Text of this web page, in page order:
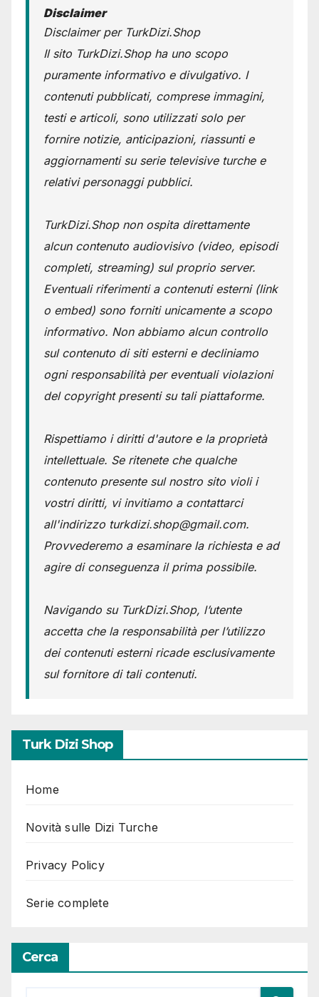
Disclaimer
Disclaimer per TurkDizi.Shop
Il sito TurkDizi.Shop ha uno scopo
puramente informativo e divulgativo. I
contenuti pubblicati, comprese immagini,
testi e articoli, sono utilizzati solo per
fornire notizie, anticipazioni, riassunti e
aggiornamenti su serie televisive turche e
relativi personaggi pubblici.
TurkDizi.Shop non ospita direttamente
alcun contenuto audiovisivo (video, episodi
completi, streaming) sul proprio server.
Eventuali riferimenti a contenuti esterni (link
o embed) sono forniti unicamente a scopo
informativo. Non abbiamo alcun controllo
sul contenuto di siti esterni e decliniamo
ogni responsabilità per eventuali violazioni
del copyright presenti su tali piattaforme.
Rispettiamo i diritti d'autore e la proprietà
intellettuale. Se ritenete che qualche
contenuto presente sul nostro sito violi i
vostri diritti, vi invitiamo a contattarci
all'indirizzo turkdizi.shop@gmail.com.
Provvederemo a esaminare la richiesta e ad
agire di conseguenza il prima possibile.
Navigando su TurkDizi.Shop, l’utente
accetta che la responsabilità per l’utilizzo
dei contenuti esterni ricade esclusivamente
sul fornitore di tali contenuti.
Turk Dizi Shop
Home
Novità sulle Dizi Turche
Privacy Policy
Serie complete
Cerca